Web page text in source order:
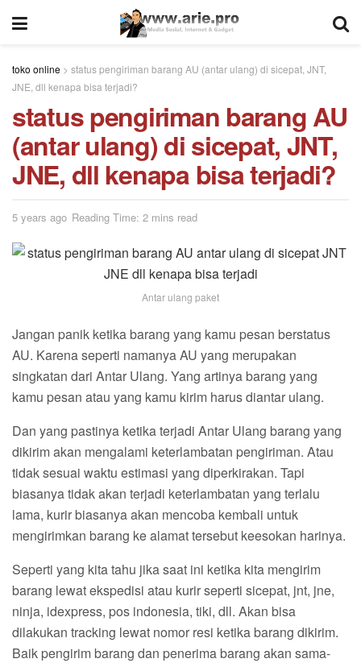
toko online > status pengiriman barang AU (antar ulang) di sicepat, JNT,
JNE, dll kenapa bisa terjadi?
status pengiriman barang AU
(antar ulang) di sicepat, JNT,
JNE, dll kenapa bisa terjadi?
5 years ago Reading Time: 2 mins read
Antar ulang paket
Jangan panik ketika barang yang kamu pesan berstatus
AU. Karena seperti namanya AU yang merupakan
singkatan dari Antar Ulang. Yang artinya barang yang
kamu pesan atau yang kamu kirim harus diantar ulang.
Dan yang pastinya ketika terjadi Antar Ulang barang yang
dikirim akan mengalami keterlambatan pengiriman. Atau
tidak sesuai waktu estimasi yang diperkirakan. Tapi
biasanya tidak akan terjadi keterlambatan yang terlalu
lama, kurir biasanya akan mencoba kembali untuk
mengirimkan barang ke alamat tersebut keesokan harinya.
Seperti yang kita tahu jika saat ini ketika kita mengirim
barang lewat ekspedisi atau kurir seperti sicepat, jnt, jne,
ninja, idexpress, pos indonesia, tiki, dll. Akan bisa
dilakukan tracking lewat nomor resi ketika barang dikirim.
Baik pengirim barang dan penerima barang akan sama-